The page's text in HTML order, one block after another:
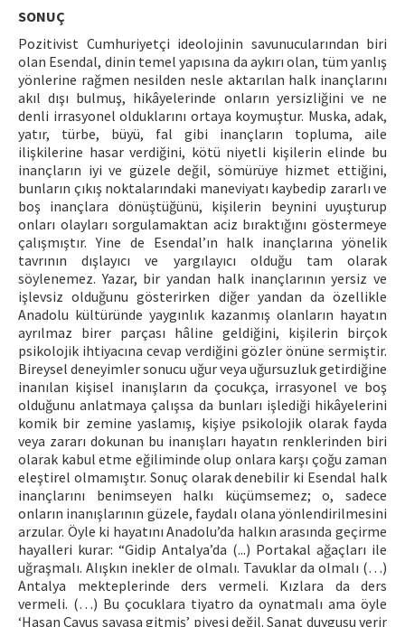
SONUÇ
Pozitivist Cumhuriyetçi ideolojinin savunucularından biri
olan Esendal, dinin temel yapısına da aykırı olan, tüm yanlış
yönlerine rağmen nesilden nesle aktarılan halk inançlarını
akıl dışı bulmuş, hikâyelerinde onların yersizliğini ve ne
denli irrasyonel olduklarını ortaya koymuştur. Muska, adak,
yatır, türbe, büyü, fal gibi inançların topluma, aile
ilişkilerine hasar verdiğini, kötü niyetli kişilerin elinde bu
inançların iyi ve güzele değil, sömürüye hizmet ettiğini,
bunların çıkış noktalarındaki maneviyatı kaybedip zararlı ve
boş inançlara dönüştüğünü, kişilerin beynini uyuşturup
onları olayları sorgulamaktan aciz bıraktığını göstermeye
çalışmıştır. Yine de Esendal’ın halk inançlarına yönelik
tavrının dışlayıcı ve yargılayıcı olduğu tam olarak
söylenemez. Yazar, bir yandan halk inançlarının yersiz ve
işlevsiz olduğunu gösterirken diğer yandan da özellikle
Anadolu kültüründe yaygınlık kazanmış olanların hayatın
ayrılmaz birer parçası hâline geldiğini, kişilerin birçok
psikolojik ihtiyacına cevap verdiğini gözler önüne sermiştir.
Bireysel deneyimler sonucu uğur veya uğursuzluk getirdiğine
inanılan kişisel inanışların da çocukça, irrasyonel ve boş
olduğunu anlatmaya çalışsa da bunları işlediği hikâyelerini
komik bir zemine yaslamış, kişiye psikolojik olarak fayda
veya zararı dokunan bu inanışları hayatın renklerinden biri
olarak kabul etme eğiliminde olup onlara karşı çoğu zaman
eleştirel olmamıştır. Sonuç olarak denebilir ki Esendal halk
inançlarını benimseyen halkı küçümsemez; o, sadece
onların inanışlarının güzele, faydalı olana yönlendirilmesini
arzular. Öyle ki hayatını Anadolu’da halkın arasında geçirme
hayalleri kurar: “Gidip Antalya’da (...) Portakal ağaçları ile
uğraşmalı. Alışkın inekler de olmalı. Tavuklar da olmalı (…)
Antalya mekteplerinde ders vermeli. Kızlara da ders
vermeli. (…) Bu çocuklara tiyatro da oynatmalı ama öyle
‘Hasan Çavuş savaşa gitmiş’ piyesi değil. Sanat duygusu verir